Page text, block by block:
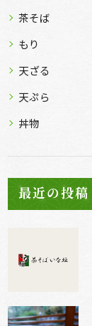
茶そば
もり
天ざる
天ぷら
丼物
最近の投稿